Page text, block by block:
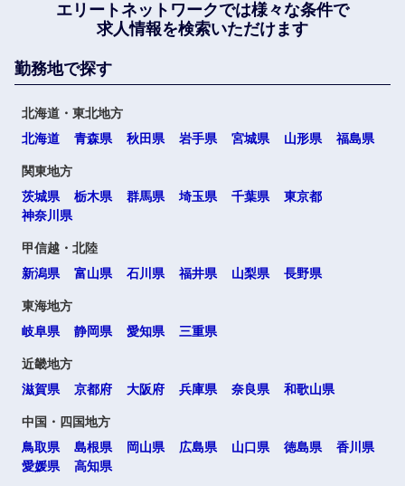
エリートネットワークでは様々な条件で
求人情報を検索いただけます
勤務地で探す
北海道・東北地方
北海道
青森県 秋田県 岩手県 宮城県 山形県 福島県
関東地方
茨城県
栃木県 群馬県 埼玉県 千葉県
東京都
神奈川県
甲信越・北陸
新潟県
富山県 石川県 福井県 山梨県 長野県
東海地方
岐阜県
静岡県 愛知県 三重県
近畿地方
滋賀県
京都府 大阪府 兵庫県 奈良県 和歌山県
中国・四国地方
鳥取県
島根県 岡山県 広島県 山口県 徳島県
香川県
愛媛県
高知県